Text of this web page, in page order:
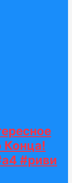
Конца!
#риви